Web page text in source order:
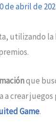
de abril de
utilizando
que
crear
Game.